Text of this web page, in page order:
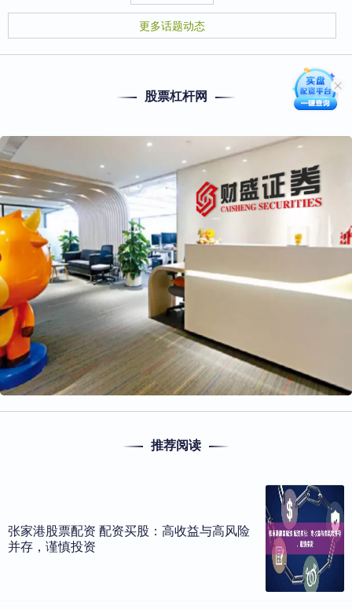
更多话题动态
股票杠杆网
推荐阅读
张家港股票配资 配资买股：高收益与高风险
并存，谨慎投资